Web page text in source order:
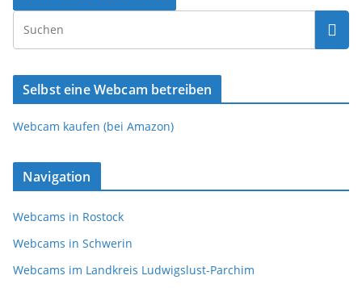
Selbst eine Webcam betreiben
Webcam kaufen (bei Amazon)
Navigation
Webcams in Rostock
Webcams in Schwerin
Webcams im Landkreis Ludwigslust-Parchim